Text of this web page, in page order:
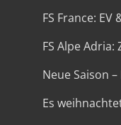
FS France: EV
FS Alpe
Neue Saison
Es